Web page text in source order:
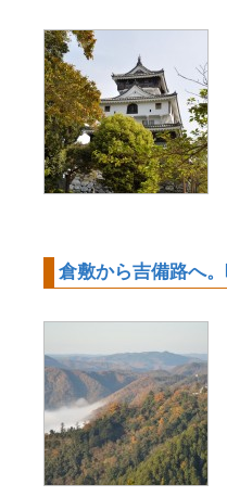
倉敷から吉備路へ